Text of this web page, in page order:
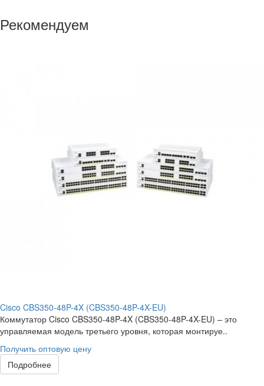
Рекомендуем
Cisco CBS350-48P-4X (CBS350-48P-4X-EU)
Коммутатор Cisco CBS350-48P-4X (CBS350-48P-4X-EU) – это
управляемая модель третьего уровня, которая монтируе..
Получить оптовую цену
Подробнее